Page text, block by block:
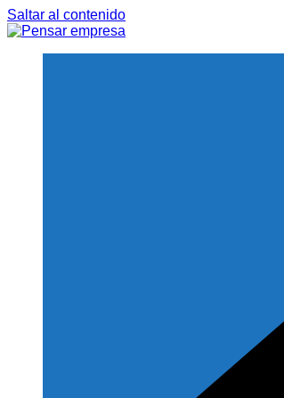
Saltar al contenido